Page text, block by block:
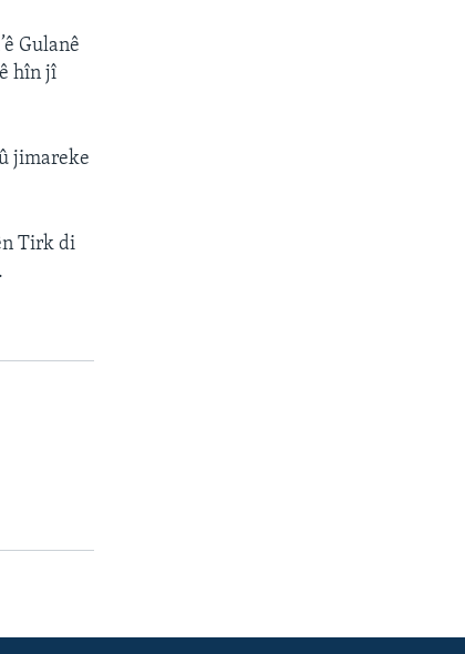
Gulanê
hîn jî
jimareke
Tirk di